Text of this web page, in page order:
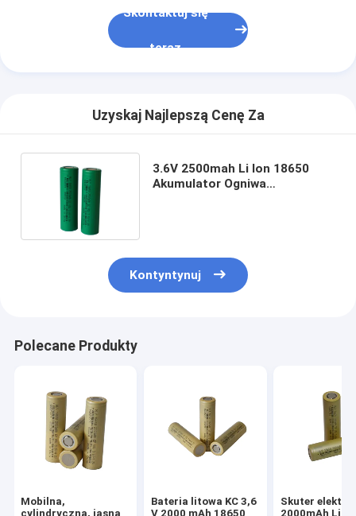
Skontaktuj się
teraz
Uzyskaj Najlepszą Cenę Za
3.6V 2500mah Li Ion 18650
Akumulator Ogniwa
Kontyntynuj
Polecane Produkty
Mobilna,
cylindryczna, jasna
Bateria litowa KC 3,6
V 2000 mAh 18650
Skuter
2000mAh Li-